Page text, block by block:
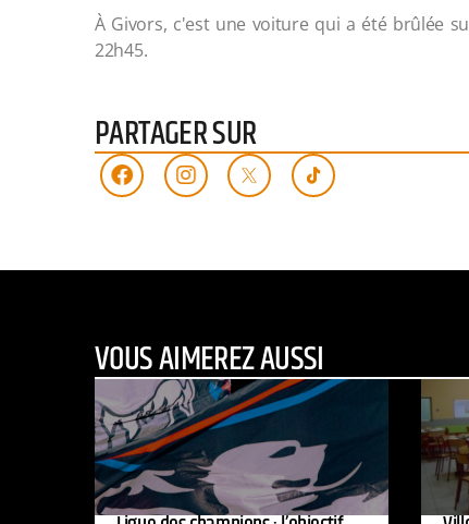
À Givors, c'est une voiture qui a été brûlée
22h45.
PARTAGER SUR
VOUS AIMEREZ AUSSI